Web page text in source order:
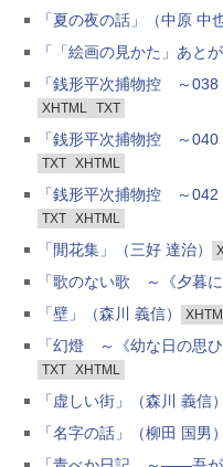
「夏の夜の話」（中原 中也
「「絵画の見かた」あと
「銭形平次捕物控 ～038
XHTML TXT
「銭形平次捕物控 ～040
TXT XHTML
「銭形平次捕物控 ～042
TXT XHTML
「閒花集」（三好 達治）
「歌のない歌 ～《夕暮に
「壁」（森川 義信）
「幻燈 ～《幼な日の思
TXT XHTML
「虚しい街」（森川 義信）
「名字の話」（柳田 国男）